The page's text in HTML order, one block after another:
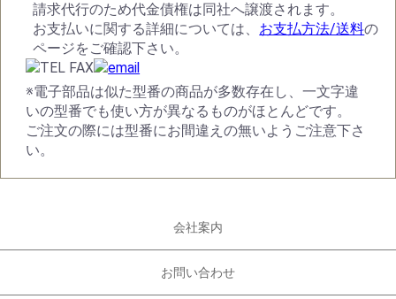
請求代行のため代金債権は同社へ譲渡されます。
お支払いに関する詳細については、 お支払方法/送料の
ページをご確認下さい。
※電子部品は似た型番の商品が多数存在し、一文字違
いの型番でも使い方が異なるものがほとんどです。
ご注文の際には型番にお間違えの無いようご注意下さ
い。
会社案内
お問い合わせ